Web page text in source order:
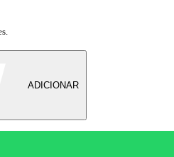
ADICIONAR